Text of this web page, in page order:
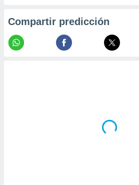
Compartir predicción